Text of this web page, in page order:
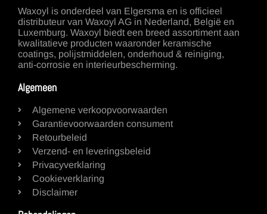
Waxoyl is onderdeel van Elgersma en is officieel
distributeur van Waxoyl AG in Nederland, België en
Luxemburg. Waxoyl biedt een breed assortiment aan
kwalitatieve producten waaronder keramische
coatings, polijstmiddelen, onderhoud & reiniging,
anti-corrosie en interieurbescherming.
Algemeen
Algemene verkoopvoorwaarden
Garantievoorwaarden consument
Retourbeleid
Verzend- en leveringsbeleid
Privacyverklaring
Cookieverklaring
Disclaimer